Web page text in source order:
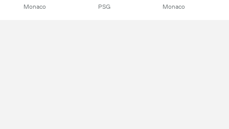
Monaco PSG Monaco